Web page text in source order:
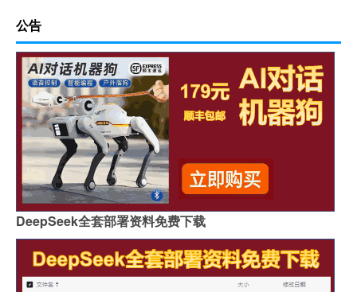
公告
DeepSeek全套部署资料免费下载